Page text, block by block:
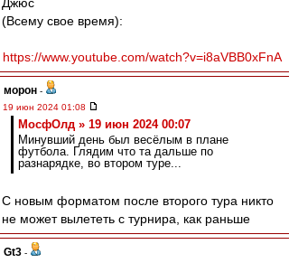
(Всему свое время):
https://www.youtube.com/watch?v=i8aVBB0xFnA
морон -
19 июн 2024 01:08
МосфОлд » 19 июн 2024 00:07
Минувший день был весёлым в плане
футбола. Глядим что та дальше по
разнарядке, во втором туре...
С новым форматом после второго тура никто
не может вылететь с турнира, как раньше
Gt3 -